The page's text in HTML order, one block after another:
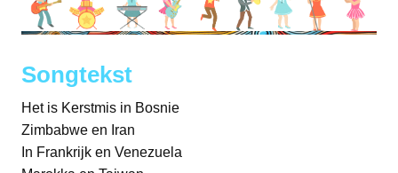
Songtekst
Het is Kerstmis in Bosnie
Zimbabwe en Iran
In Frankrijk en Venezuela